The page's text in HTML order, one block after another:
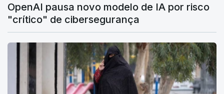
OpenAI pausa novo modelo de IA por risco
"crítico" de cibersegurança